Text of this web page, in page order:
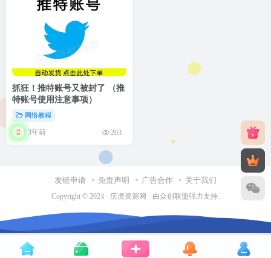
抓狂！推特账号又被封了 （推
特账号使用注意事项）
网络教程
3年前 203
友链申请 免责声明 广告合作 关于我们
Copyright © 2024 · 庆虎资源网 · 由众创联盟强力支持.